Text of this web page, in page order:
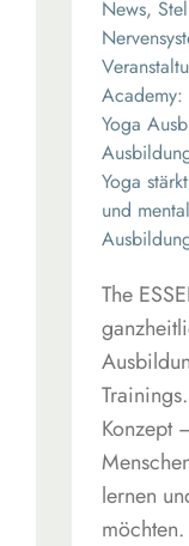
News,
Academy:
Yoga
Yoga
und
The
Konzept
lernen
möchten.